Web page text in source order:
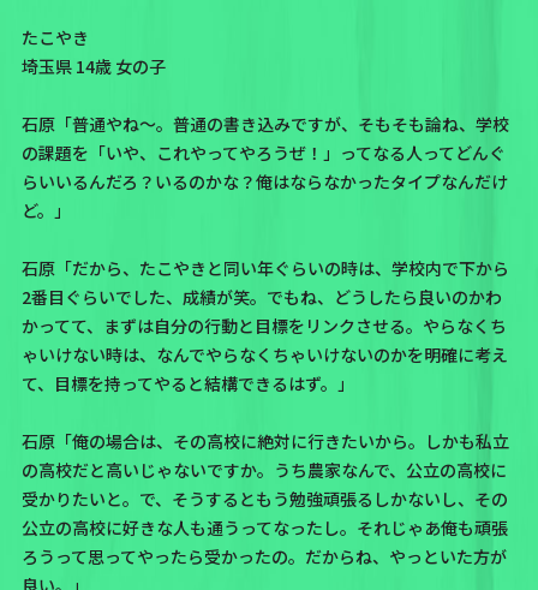
たこやき
埼玉県 14歳 女の子
石原「普通やね〜。普通の書き込みですが、そもそも論ね、学校
の課題を「いや、これやってやろうぜ！」ってなる人ってどんぐ
らいいるんだろ？いるのかな？俺はならなかったタイプなんだけ
ど。」
石原「だから、たこやきと同い年ぐらいの時は、学校内で下から
2番目ぐらいでした、成績が笑。でもね、どうしたら良いのかわ
かってて、まずは自分の行動と目標をリンクさせる。やらなくち
ゃいけない時は、なんでやらなくちゃいけないのかを明確に考え
て、目標を持ってやると結構できるはず。」
石原「俺の場合は、その高校に絶対に行きたいから。しかも私立
の高校だと高いじゃないですか。うち農家なんで、公立の高校に
受かりたいと。で、そうするともう勉強頑張るしかないし、その
公立の高校に好きな人も通うってなったし。それじゃあ俺も頑張
ろうって思ってやったら受かったの。だからね、やっといた方が
良い。」